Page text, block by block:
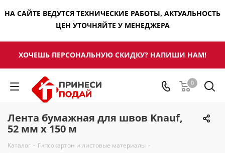
НА САЙТЕ ВЕДУТСЯ ТЕХНИЧЕСКИЕ РАБОТЫ, АКТУАЛЬНОСТЬ
ЦЕН УТОЧНЯЙТЕ У МЕНЕДЖЕРА
ХОЧЕШЬ ПЕРСОНАЛЬНУЮ СКИДКУ? НАПИШИ НАМ!
0
Лента бумажная для швов Knauf,
52 мм х 150 м
Каталог - Гипсокартон и листовые материалы -